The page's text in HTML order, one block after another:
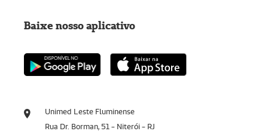
Unimed Leste Fluminense
Rua Dr. Borman, 51 - Niterói - RJ
Baixe nosso aplicativo